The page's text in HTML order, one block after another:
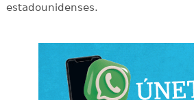
estadounidenses.